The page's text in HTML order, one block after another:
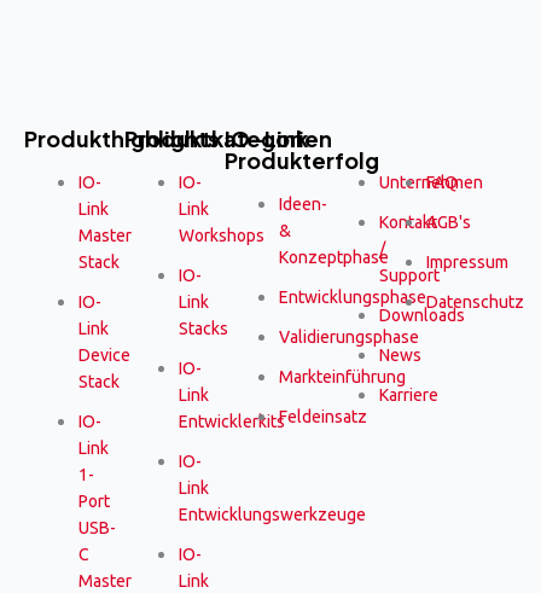
Produkthighlights
IO-
Link
Master
Stack
IO-
Link
Device
Stack
IO-
Link
1-
Port
USB-
C
Master
Produktkategorien
IO-
Link
Workshops
IO-
Link
Stacks
IO-
Link
Entwicklerkits
IO-
Link
Entwicklungswerkzeuge
IO-
Link
IO-Link
Produkterfolg
Ideen-
&
Konzeptphase
Entwicklungsphase
Validierungsphase
Markteinführung
Feldeinsatz
Unternehmen
Kontakt
/
Support
Downloads
News
Karriere
FAQ
AGB's
Impressum
Datenschutz